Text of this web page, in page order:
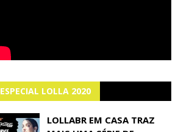
ESPECIAL LOLLA 2020
LOLLABR EM CASA TRAZ